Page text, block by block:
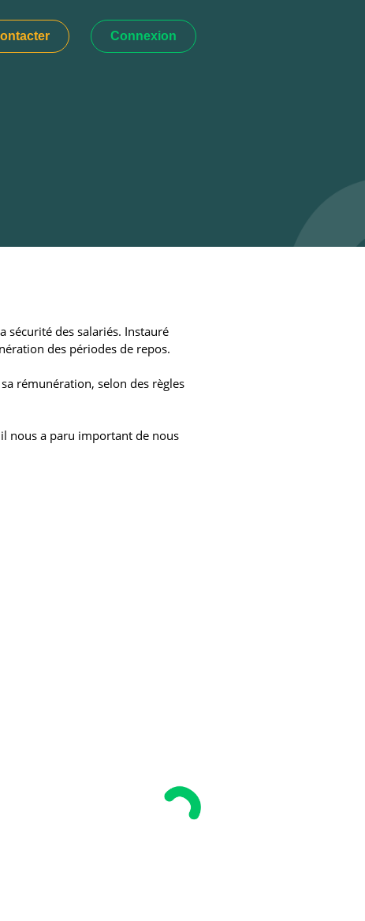
Connexion
sécurité des salariés. Instauré
des périodes de repos.
rémunération, selon des règles
nous a paru important de nous